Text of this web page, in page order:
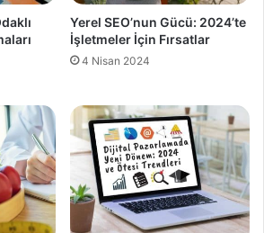
Yerel SEO’nun Gücü: 2024’te
İşletmeler İçin Fırsatlar
4 Nisan 2024